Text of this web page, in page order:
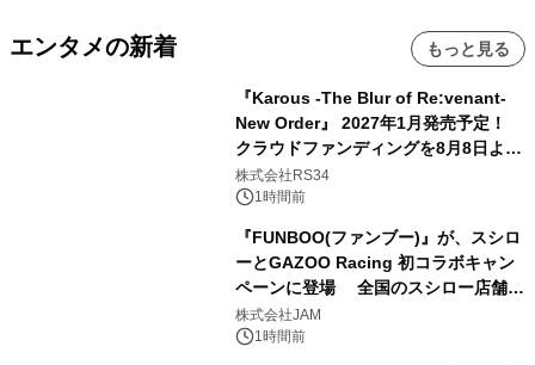
エンタメの新着 もっと見る
『Karous -The Blur of Re:venant-
New Order』 2027年1月発売予定！
クラウドファンディングを8月8日より
開始
株式会社RS34
1時間前
『FUNBOO(ファンブー)』が、スシロ
ーとGAZOO Racing 初コラボキャン
ペーンに登場 全国のスシロー店舗で
GR 4車種の FUNBOO(ミニカー)付き
メニューが展開されます
株式会社JAM
1時間前